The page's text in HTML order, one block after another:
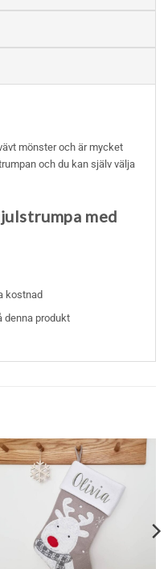
mönster och är mycket
och du kan själv välja
med
kostnad
denna produkt